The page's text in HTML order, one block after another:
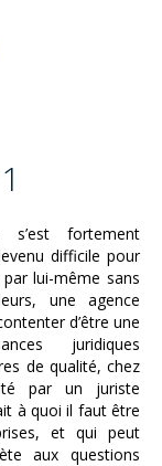
fortement
difficile pour
lui-même sans
une agence
d’être une
juridiques
de qualité, chez
par un juriste
à quoi il faut être
et qui peut
aux questions